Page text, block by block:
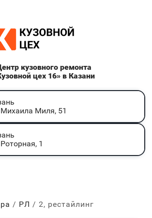
кузовного ремонта
цех 16» в Казани
Миля, 51
1
РЛ 2, рестайлинг